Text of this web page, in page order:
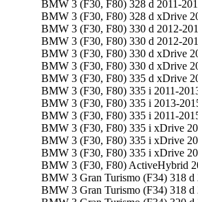
BMW 3 (F30, F80) 328 d 2011-
BMW 3 (F30, F80) 328 d xDrive
BMW 3 (F30, F80) 330 d 2012-
BMW 3 (F30, F80) 330 d 2012-
BMW 3 (F30, F80) 330 d xDrive
BMW 3 (F30, F80) 330 d xDrive
BMW 3 (F30, F80) 335 d xDrive
BMW 3 (F30, F80) 335 i 2011-
BMW 3 (F30, F80) 335 i 2013-
BMW 3 (F30, F80) 335 i 2011-
BMW 3 (F30, F80) 335 i xDrive
BMW 3 (F30, F80) 335 i xDrive
BMW 3 (F30, F80) 335 i xDrive
BMW 3 (F30, F80) ActiveHybrid
BMW 3 Gran Turismo (F34) 318
BMW 3 Gran Turismo (F34) 318